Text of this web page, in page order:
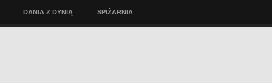
DANIA Z DYNIĄ SPIŻARNIA